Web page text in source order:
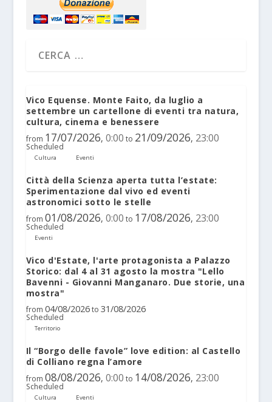
Vico Equense. Monte Faito, da luglio a
settembre un cartellone di eventi tra natura,
cultura, cinema e benessere
from 17/07/2026, 0:00 to 21/09/2026, 23:00
Scheduled
Cultura Eventi
Città della Scienza aperta tutta l’estate:
Sperimentazione dal vivo ed eventi
astronomici sotto le stelle
from 01/08/2026, 0:00 to 17/08/2026, 23:00
Scheduled
Eventi
Vico d'Estate, l'arte protagonista a Palazzo
Storico: dal 4 al 31 agosto la mostra "Lello
Bavenni - Giovanni Manganaro. Due storie, una
mostra"
from 04/08/2026 to 31/08/2026
Scheduled
Territorio
Il “Borgo delle favole” love edition: al Castello
di Colliano regna l’amore
from 08/08/2026, 0:00 to 14/08/2026, 23:00
Scheduled
Cultura Eventi